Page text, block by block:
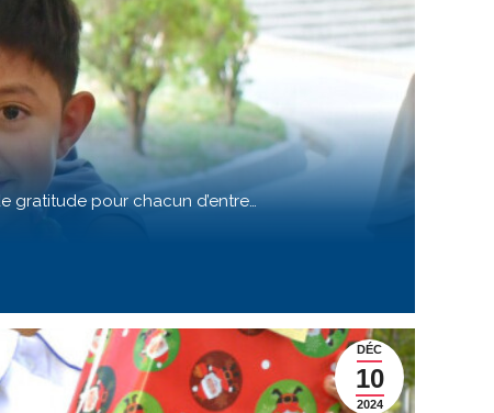
pour chacun d’entre…
DÉC
10
2024